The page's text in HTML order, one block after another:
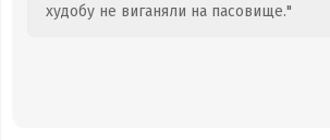
худобу не виганяли на пасовище."